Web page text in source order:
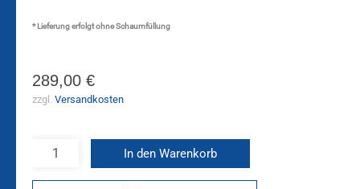
* Lieferung erfolgt ohne Schaumfüllung
289,00 €
zzgl. Versandkosten
In den Warenkorb